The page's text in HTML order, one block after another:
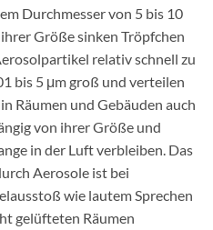
Durchmesser von 5 bis 10
Größe sinken Tröpfchen
relativ schnell zu
bis 5 μm groß und verteilen
Räumen und Gebäuden auch
von ihrer Größe und
in der Luft verbleiben. Das
Aerosole ist bei
wie lautem Sprechen
gelüfteten Räumen